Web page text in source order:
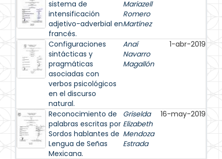
sistema de
intensificación
adjetivo-adverbial en
francés.
Mariazell
Romero
Martínez
Configuraciones
sintácticas y
pragmáticas
asociadas con
verbos psicológicos
en el discurso
natural.
Anaí
Navarro
Magallón
1-abr-2019
Reconocimiento de
palabras escritas por
Sordos hablantes de
Lengua de Señas
Mexicana.
Griselda
Elizabeth
Mendoza
Estrada
16-may-2019